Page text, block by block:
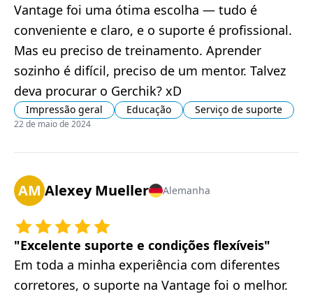
Vantage foi uma ótima escolha — tudo é
conveniente e claro, e o suporte é profissional.
Mas eu preciso de treinamento. Aprender
sozinho é difícil, preciso de um mentor. Talvez
deva procurar o Gerchik? xD
Impressão geral Educação Serviço de suporte
22 de maio de 2024
AM Alexey Mueller Alemanha
" Excelente suporte e condições flexíveis"
Em toda a minha experiência com diferentes
corretores, o suporte na Vantage foi o melhor.